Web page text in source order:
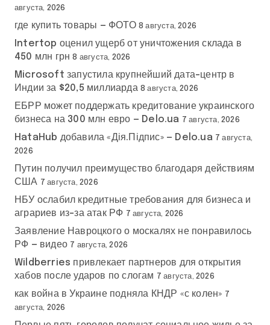
августа, 2026
где купить товары — ФОТО 8 августа, 2026
Intertop оценил ущерб от уничтожения склада в
450 млн грн 8 августа, 2026
Microsoft запустила крупнейший дата-центр в
Индии за $20,5 миллиарда 8 августа, 2026
ЕБРР может поддержать кредитование украинского
бизнеса на 300 млн евро — Delo.ua 7 августа, 2026
HataHub добавила «Дія.Підпис» — Delo.ua 7 августа,
2026
Путин получил преимущество благодаря действиям
США 7 августа, 2026
НБУ ослабил кредитные требования для бизнеса и
аграриев из-за атак РФ 7 августа, 2026
Заявление Навроцкого о москалях не понравилось
РФ — видео 7 августа, 2026
Wildberries привлекает партнеров для открытия
хабов после ударов по слогам 7 августа, 2026
как война в Украине подняла КНДР «с колен» 7
августа, 2026